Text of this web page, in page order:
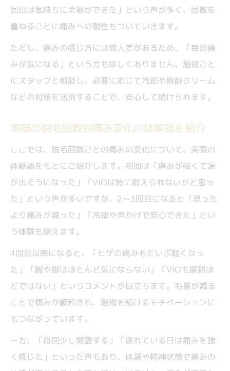
回目は気持ちに余裕ができた」という声が多く、回数を
重ねるごとに痛みへの耐性もついていきます。
ただし、痛みの感じ方には個人差があるため、「毎回痛
みが気になる」という方も珍しくありません。施術ごと
にスタッフと相談し、必要に応じて冷却や麻酔クリーム
などの対策を活用することで、安心して続けられます。
実際の脱毛回数別痛み変化の体験談を紹介
ここでは、脱毛回数ごとの痛みの変化について、実際の
体験談をもとにご紹介します。初回は「痛みが強くて涙
が出そうになった」「VIOは特に耐えられないかと思っ
た」という声が多いですが、2～3回目になると「思った
より痛みが減った」「冷却や声かけで安心できた」とい
う体験も増えます。
4回目以降になると、「ヒゲの痛みもだいぶ軽くなっ
た」「腕や脚はほとんど気にならない」「VIOも最初ほ
どではない」というコメントが目立ちます。毛量が減る
ことで痛みが緩和され、施術を続けるモチベーションに
もつながっています。
一方、「毎回少し緊張する」「疲れている日は痛みを強
く感じた」といった声もあり、体調や精神状態で痛みの